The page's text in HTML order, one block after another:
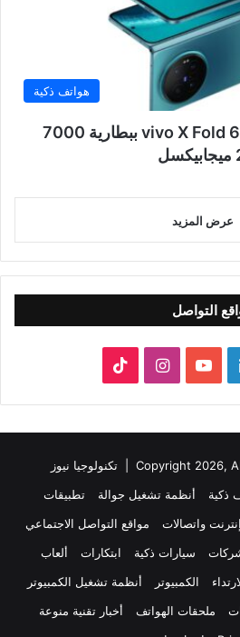
هواتف ذكية
فيفو تكشف رسميا عن vivo X Fold 6 ببطارية 7000
عرض المزيد
التواصل
لينكدإن‫YouTubeانستقرام
تكنولوجيا نيوز
ذكية أنظمة تشغيل جوالة
تطبيقات
إنترنت واتصالات
مواقع التواصل الاجتماعي
سيارات ذكية ابتكارات
ألعاب
الكمبيوتر
أنظمة تشغيل الكمبيوتر
ملحقات الهواتف
أخبار تقنية منوعة